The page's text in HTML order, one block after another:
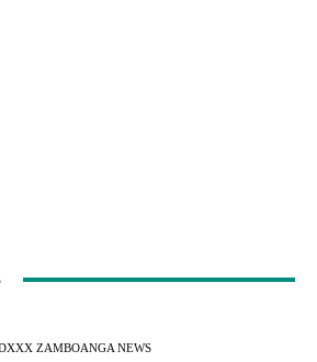
ZAMBOANGA NEWS